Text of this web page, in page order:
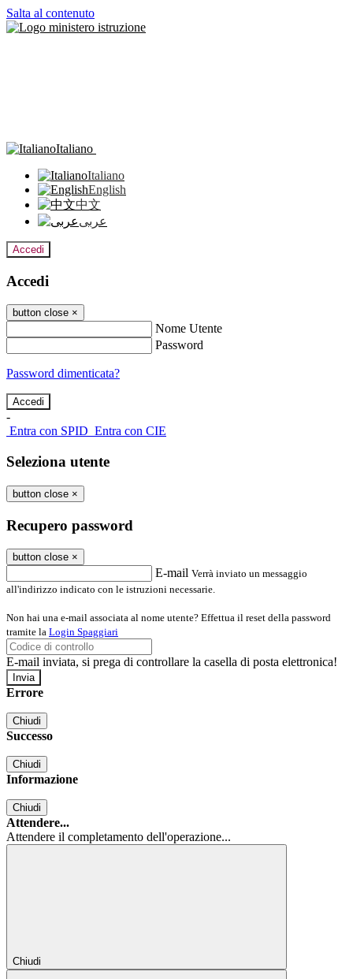
Salta al contenuto
Italiano
Italiano
English
中文
عربى
Accedi
Accedi
button close ×
Nome Utente
Password
Password dimenticata?
-
Entra con SPID Entra con CIE
Seleziona utente
button close ×
Recupero password
button close ×
E-mail Verrà inviato un messaggio
all'indirizzo indicato con le istruzioni necessarie.
Non hai una e-mail associata al nome utente? Effettua il reset della password
tramite la Login Spaggiari
E-mail inviata, si prega di controllare la casella di posta elettronica!
Errore
Chiudi
Successo
Chiudi
Informazione
Chiudi
Attendere...
Attendere il completamento dell'operazione...
Chiudi